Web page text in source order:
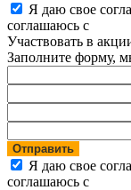
Я даю свое
соглашаюсь с
Участвовать в
Заполните форму,
Отправить
Я даю свое
соглашаюсь с